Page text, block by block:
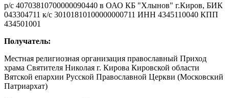
р/с 40703810700000090440 в ОАО КБ "Хлынов" г.Киров, БИК
043304711 к/с 30101810100000000711 ИНН 4345110040 КПП
434501001
Получатель:
Местная религиозная организация православный Приход
храма Святителя Николая г. Кирова Кировской области
Вятской епархии Русской Православной Церкви (Московский
Патриархат)